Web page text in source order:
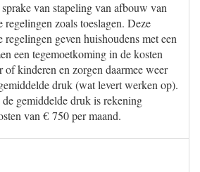
van stapeling van afbouw van
zoals toeslagen. Deze
geven huishoudens met een
een tegemoetkoming in de kosten
kinderen en zorgen daarmee weer
druk (wat levert werken op).
gemiddelde druk is rekening
van € 750 per maand.